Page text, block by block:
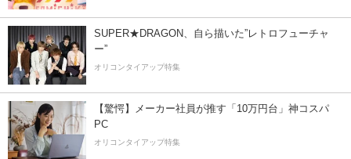
SUPER★DRAGON、自ら描いた”レトロフューチャ
ー”
オリコンタイアップ特集
【驚愕】メーカー社員が推す「10万円台」神コスパ
PC
オリコンタイアップ特集